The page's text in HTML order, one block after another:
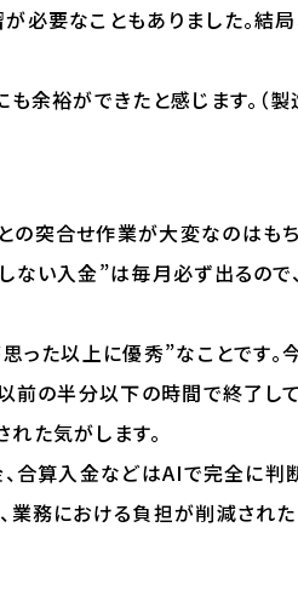
必要なこともありました。結
裕ができたと感じます。（製
突合せ作業が大変なのはもち
い入金”は毎月必ず出るので
った以上に優秀”なことです
の半分以下の時間で終了し
た気がします。
合算入金などはAIで完全に判
務における負担が削減された